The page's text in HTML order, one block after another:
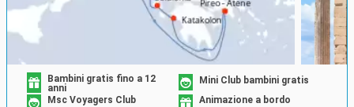
Bambini gratis fino a 12
anni
Mini Club bambini gratis
Msc Voyagers Club
Animazione a bordo